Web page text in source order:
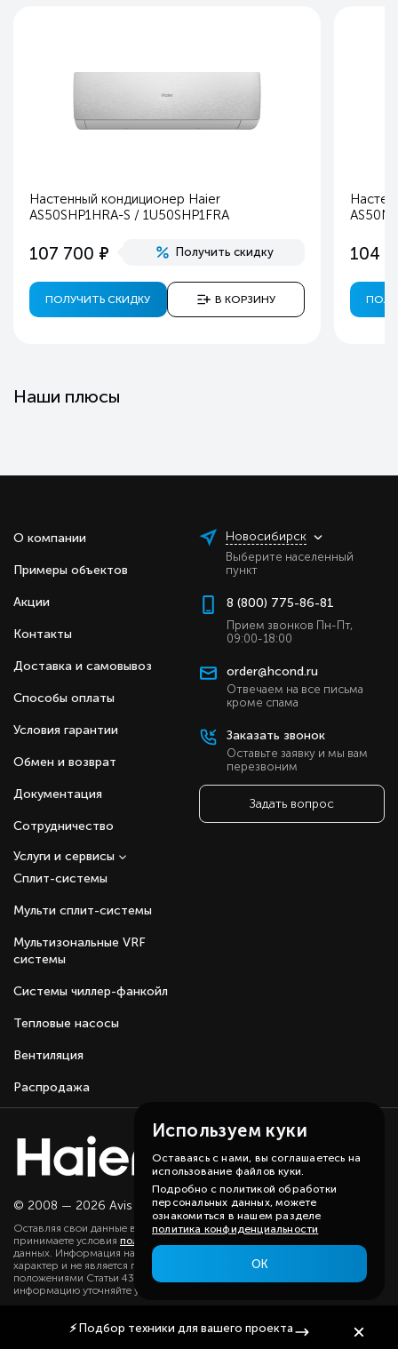
Настенный кондиционер Haier
AS50SHP1HRA-S / 1U50SHP1FRA
107 700 е Получить скидку
ПОЛУЧИТЬ СКИДКУ В КОРЗИНУ
104
Наши плюсы
О компании
Примеры объектов
Акции
Контакты
Доставка и самовывоз
Способы оплаты
Условия гарантии
Обмен и возврат
Документация
Сотрудничество
Сплит-системы
Мульти сплит-системы
Мультизональные VRF
системы
Системы чиллер-фанкойл
Тепловые насосы
Вентиляция
Распродажа
Услуги и сервисы
Новосибирск
Выберите населенный
пункт
8 (800) 775-86-81
Прием звонков Пн-Пт,
09:00-18:00
order@hcond.ru
Отвечаем на все письма
кроме спама
Заказать звонок
Оставьте заявку и мы вам
перезвоним
Задать вопрос
© 2008 — 2026 Avis group.Карта сайта
Оставляя свои данные в любой форме на сайте, вы даете согласие и
принимаете условия политики
данных. Информация на данном сайте носит ознакомительный
характер и не является публичной офертой, определяемой
положениями Статьи 437(2) ГК РФ. Существенную для вас
информацию уточняйте у наших менеджеров.
⚡ Подбор техники для вашего проекта
Используем куки
Оставаясь с нами, вы соглашаетесь на
использование файлов куки.
Подробно с политикой обработки
персональных данных, можете
ознакомиться в нашем разделе
политика конфиденциальности
ОК